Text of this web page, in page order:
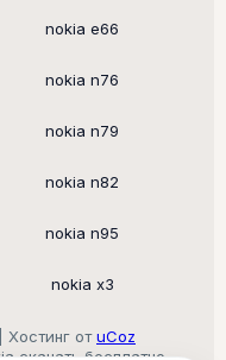
nokia e66
nokia n76
nokia n79
nokia n82
nokia n95
nokia x3
Хостинг отuCoz